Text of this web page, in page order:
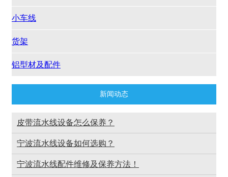
小车线
货架
铝型材及配件
新闻动态
皮带流水线设备怎么保养？
宁波流水线设备如何选购？
宁波流水线配件维修及保养方法！